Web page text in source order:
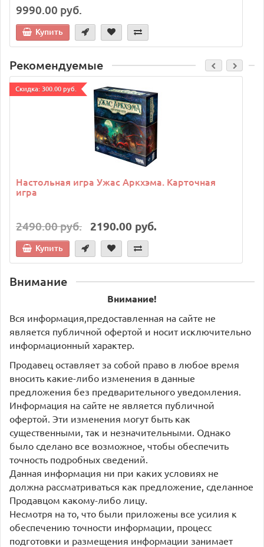
9990.00 руб.
Купить
Рекомендуемые
Cкидка: 300.00 руб.
Настольная игра Ужас Аркхэма. Карточная
игра
2490.00 руб. 2190.00 руб.
Купить
Внимание
Внимание!
Вся информация,предоставленная на сайте не
является публичной офертой и носит исключительно
информационный характер.
Продавец оставляет за собой право в любое время
вносить какие-либо изменения в данные
предложения без предварительного уведомления.
Информация на сайте не является публичной
офертой. Эти изменения могут быть как
существенными, так и незначительными. Однако
было сделано все возможное, чтобы обеспечить
точность подробных сведений.
Данная информация ни при каких условиях не
должна рассматриваться как предложение, сделанное
Продавцом какому-либо лицу.
Несмотря на то, что были приложены все усилия к
обеспечению точности информации, процесс
подготовки и размещения информации занимает